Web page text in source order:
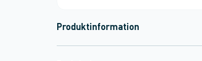
Produktinformation